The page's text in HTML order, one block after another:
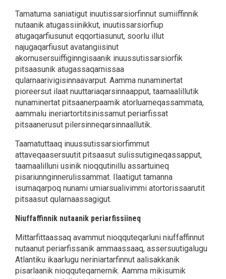
Tamatuma saniatigut inuutissarsiorfinnut sumiiffinnik
nutaanik atugassiinikkut, inuutissarsiorfiup
atugaqarfiusunut eqqortiasunut, soorlu illut
najugaqarfiusut avatangiisinut
akornusersuiffiginngisaanik inuussutissarsiorfik
pitsaasunik atugassaqarnissaa
qularnaarivigisinnaavarput. Aamma nunaminertat
pioreersut ilaat nuuttariaqarsinnaapput, taamaalillutik
nunaminertat pitsaanerpaamik atorluarneqassammata,
aammalu ineriartortitsinissamut periarfissat
pitsaanerusut pilersinneqarsinnaallutik.
Taamatuttaaq inuussutissarsiorfimmut
attaveqaasersuutit pitsaasut sulissutigineqassapput,
taamaalilluni usinik nioqqutinillu assartuineq
pisariunnginnerulissammat. Ilaatigut tamanna
isumaqarpoq nunami umiarsualivimmi atortorissaarutit
pitsaasut qularnaassagigut.
Niuffaffinnik nutaanik periarfissiineq
Mittarfittaassaq avammut nioqquteqarluni niuffaffinnut
nutaanut periarfissanik ammaassaaq, assersuutigalugu
Atlantiku ikaarlugu neriniartarfinnut aalisakkanik
pisarlaanik nioqquteqarnernik. Aamma mikisumik